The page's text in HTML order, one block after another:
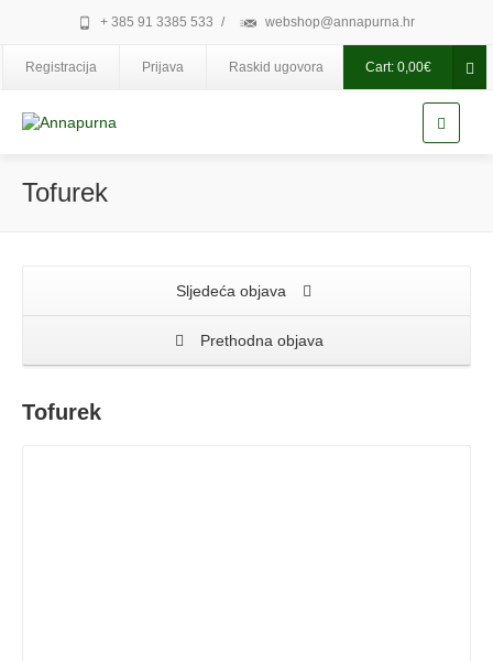
+ 385 91 3385 533 / webshop@annapurna.hr
Registracija Prijava Raskid ugovora Cart: 0,00€
Tofurek
Sljedeća objava
Prethodna objava
Tofurek